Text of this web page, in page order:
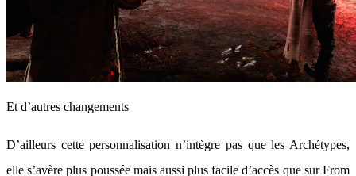
Et d’autres changements
D’ailleurs cette personnalisation n’intègre pas que les Archétypes,
elle s’avère plus poussée mais aussi plus facile d’accès que sur From